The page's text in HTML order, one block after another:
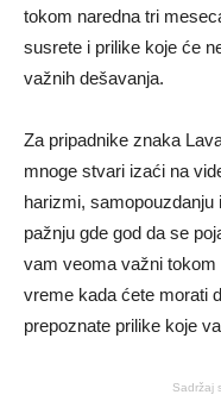
tokom naredna tri
susrete i prilike koje će
važnih dešavanja.
Za pripadnike znaka
mnoge stvari izaći na
harizmi,
pažnju gde god da se
vam veoma važni
vreme kada ćete morati
prepoznate prilike koje
Sadržaj